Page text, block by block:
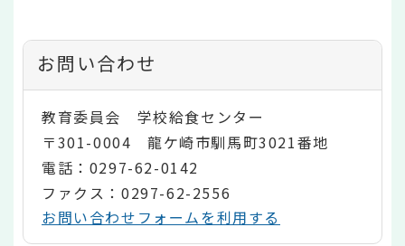
お問い合わせ
教育委員会 学校給食センター
〒301-0004 龍ケ崎市馴馬町3021番地
電話：0297-62-0142
ファクス：0297-62-2556
お問い合わせフォームを利用する